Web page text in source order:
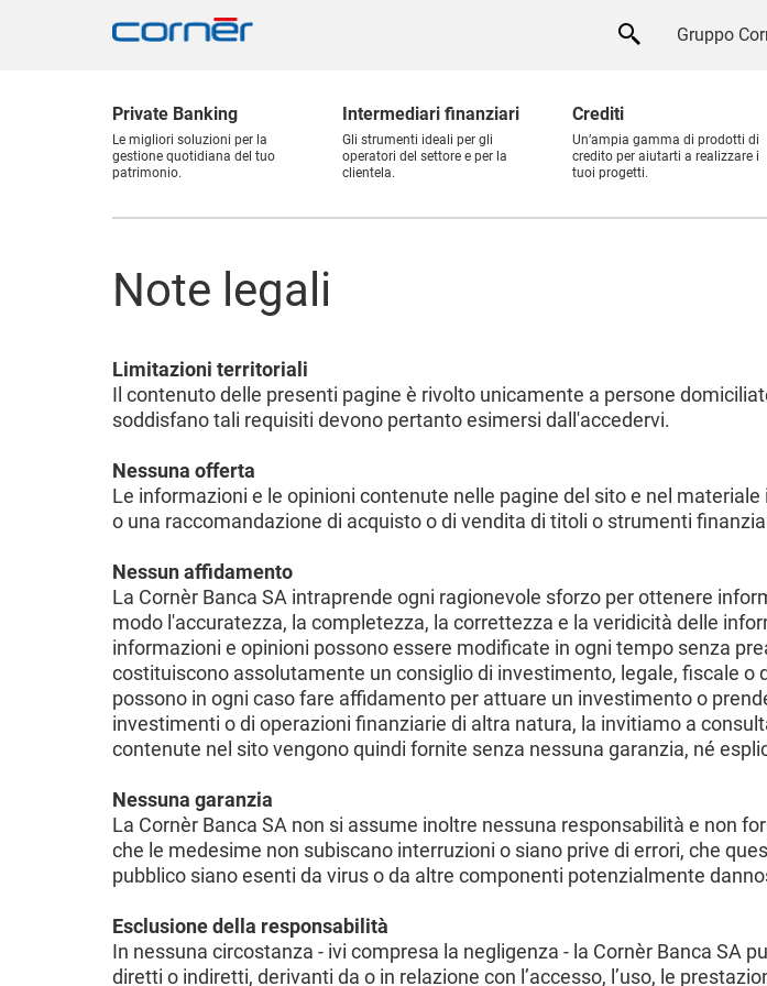
Gruppo
Private Banking
Le migliori soluzioni per la
gestione quotidiana del tuo
patrimonio.
Intermediari finanziari
Gli strumenti ideali per gli
operatori del settore e per la
clientela.
Crediti
Un’ampia gamma di prodotti di
credito per aiutarti a realizzare i
tuoi progetti.
Note legali
Limitazioni territoriali
Il contenuto delle presenti pagine è rivolto unicamente a persone
soddisfano tali requisiti devono pertanto esimersi dall'accedervi.
Nessuna offerta
Le informazioni e le opinioni contenute nelle pagine del sito e nel
o una raccomandazione di acquisto o di vendita di titoli o strumenti
Nessun affidamento
La Cornèr Banca SA intraprende ogni ragionevole sforzo per ottenere
modo l'accuratezza, la completezza, la correttezza e la veridicità delle
informazioni e opinioni possono essere modificate in ogni tempo senza
costituiscono assolutamente un consiglio di investimento, legale, fiscale
possono in ogni caso fare affidamento per attuare un investimento o
investimenti o di operazioni finanziarie di altra natura, la invitiamo a
contenute nel sito vengono quindi fornite senza nessuna garanzia, né
Nessuna garanzia
La Cornèr Banca SA non si assume inoltre nessuna responsabilità e non
che le medesime non subiscano interruzioni o siano prive di errori, che
pubblico siano esenti da virus o da altre componenti potenzialmente
Esclusione della responsabilità
In nessuna circostanza - ivi compresa la negligenza - la Cornèr Banca SA
diretti o indiretti, derivanti da o in relazione con l’accesso, l’uso, le